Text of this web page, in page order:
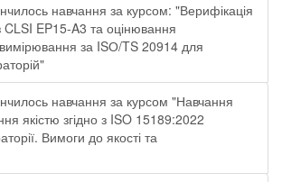
навчання за курсом: "Верифікація
CLSI EP15-A3 та оцінювання
вимірювання за ISО/TS 20914 для
навчання за курсом "Навчання
якістю згідно з ISO 15189:2022
Вимоги до якості та